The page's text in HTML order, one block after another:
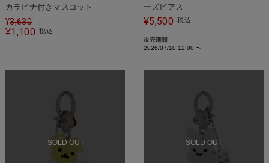
カラビナ付きマスコット
¥3,630 →
¥1,100 税込
ーズピアス
¥5,500 税込
販売期間
2026/07/10 12:00 〜
SOLD OUT SOLD OUT